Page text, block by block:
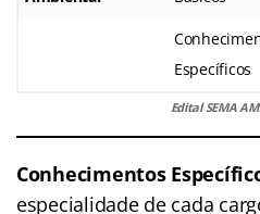
Específicos
Edital SEMA
Conhecimentos
especialidade de cada